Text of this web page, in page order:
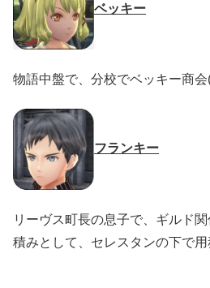
ベッキー
物語中盤で、分校でベッキー商会
フランキー
リーヴス町長の息子で、ギルド
積みとして、セレスタンの下で用